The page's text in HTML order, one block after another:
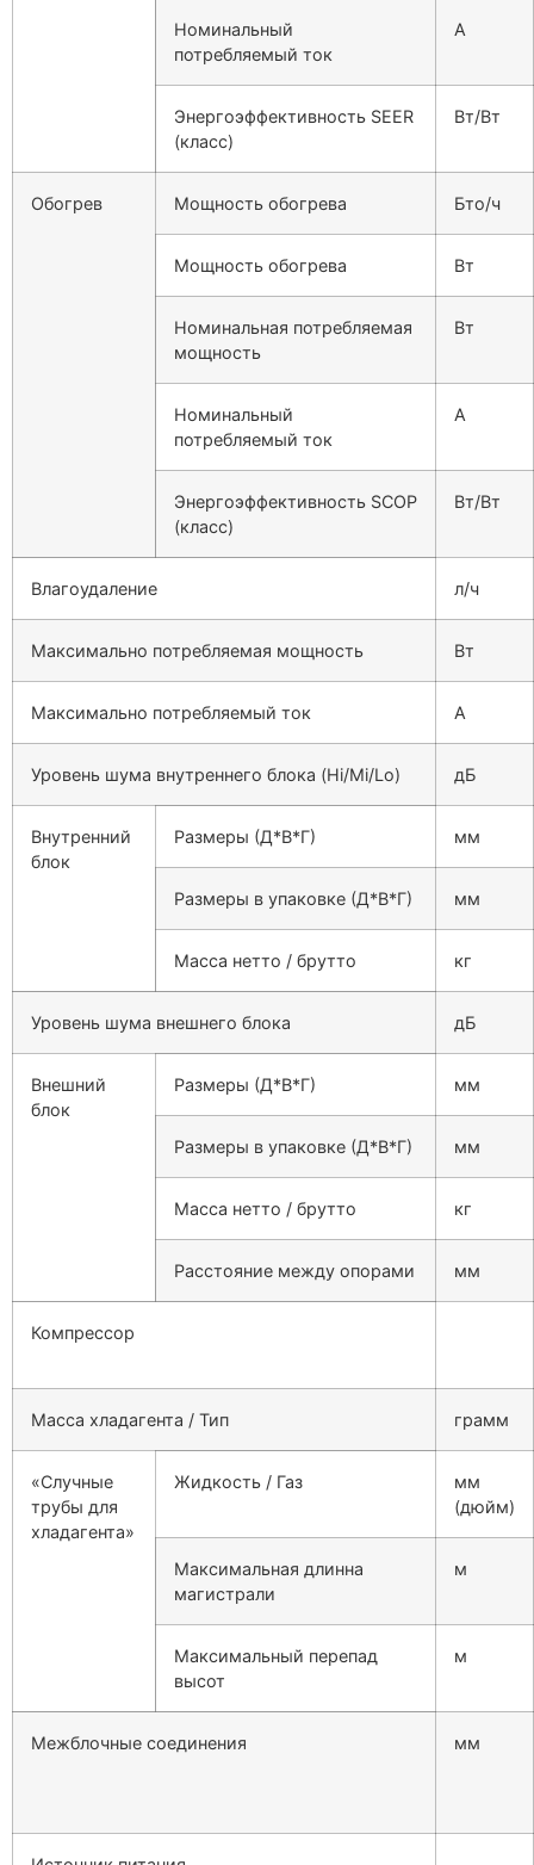
Номинальный
потребляемый ток
А
Энергоэффективность SEER
(класс)
Вт/Вт
Обогрев Мощность обогрева Бто/ч
Мощность обогрева Вт
Номинальная потребляемая
мощность
Вт
Номинальный
потребляемый ток
А
Энергоэффективность SCOP
(класс)
Вт/Вт
Влагоудаление л/ч
Максимально потребляемая мощность Вт
Максимально потребляемый ток А
Уровень шума внутреннего блока (Hi/Mi/Lo) дБ
Внутренний
блок
Размеры (Д*В*Г) мм
Размеры в упаковке (Д*В*Г) мм
Масса нетто / брутто кг
Уровень шума внешнего блока дБ
Внешний
блок
Размеры (Д*В*Г) мм
Размеры в упаковке (Д*В*Г) мм
Масса нетто / брутто кг
Расстояние между опорами мм
Компрессор
Масса хладагента / Тип грамм
«Случные
трубы для
хладагента»
Жидкость / Газ
мм
(дюйм)
Максимальная длинна
магистрали
м
Максимальный перепад
высот
м
Межблочные соединения мм